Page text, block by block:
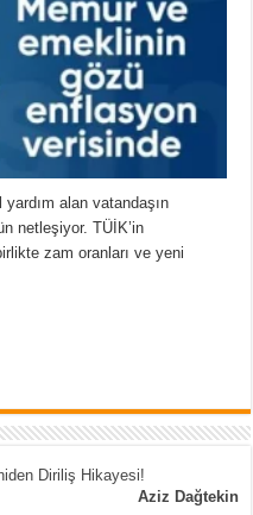
alan vatandaşın
netleşiyor. TÜİK’in
zam oranları ve yeni
Diriliş Hikayesi!
Aziz Dağtekin